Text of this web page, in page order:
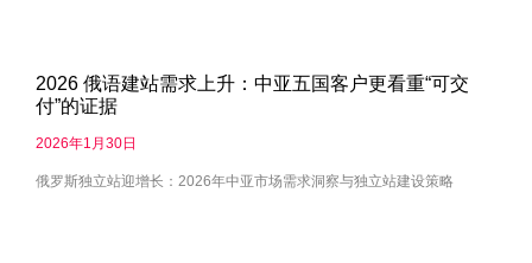
2026 俄语建站需求上升：中亚五国客户更看重“可交
付”的证据
2026年1月30日
俄罗斯独立站迎增长：2026年中亚市场需求洞察与独立站建设策略